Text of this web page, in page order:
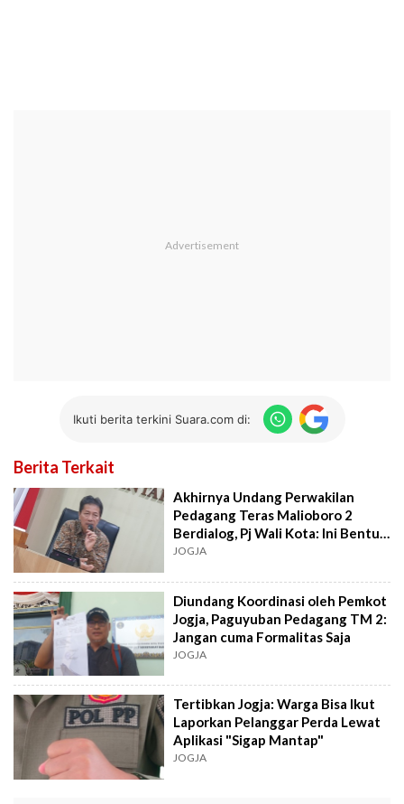
Ikuti berita terkini Suara.com di:
Berita Terkait
Akhirnya Undang Perwakilan
Pedagang Teras Malioboro 2
Berdialog, Pj Wali Kota: Ini Bentuk
Itikad Baik
JOGJA
Diundang Koordinasi oleh Pemkot
Jogja, Paguyuban Pedagang TM 2:
Jangan cuma Formalitas Saja
JOGJA
Tertibkan Jogja: Warga Bisa Ikut
Laporkan Pelanggar Perda Lewat
Aplikasi "Sigap Mantap"
JOGJA